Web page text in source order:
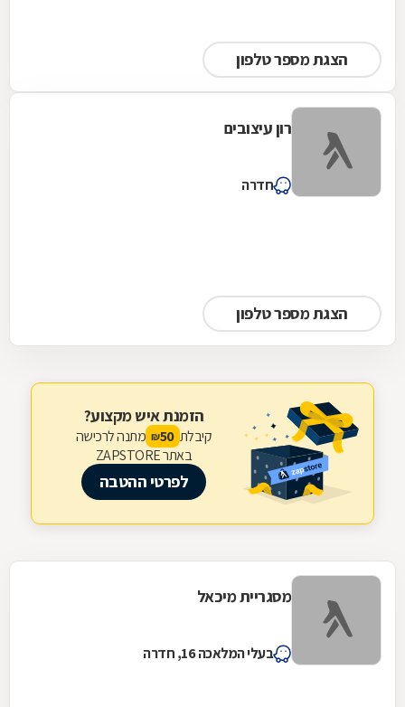
הצגת מספר טלפון
רון עיצובים
חדרה
הצגת מספר טלפון
הזמנת איש מקצוע?
קיבלת 50
₪ מתנה לרכישה
באתר ZAPSTORE
לפרטי ההטבה
מסגריית מיכאל
בעלי המלאכה 16, חדרה